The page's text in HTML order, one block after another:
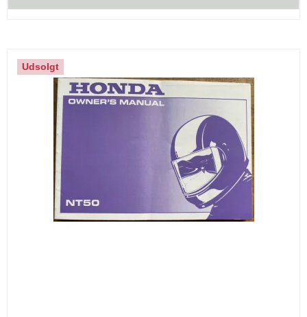
Udsolgt